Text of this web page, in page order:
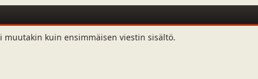
kuin ensimmäisen viestin sisältö.